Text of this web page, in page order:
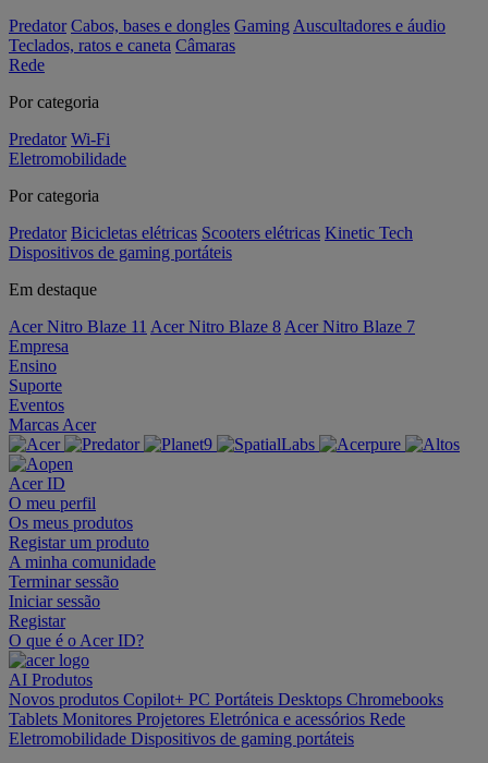
Predator Cabos, bases e dongles Gaming Auscultadores e áudio
Teclados, ratos e caneta Câmaras
Rede
Por categoria
Predator Wi-Fi
Eletromobilidade
Por categoria
Predator Bicicletas elétricas Scooters elétricas Kinetic Tech
Dispositivos de gaming portáteis
Em destaque
Acer Nitro Blaze 11 Acer Nitro Blaze 8 Acer Nitro Blaze 7
Empresa
Ensino
Suporte
Eventos
Marcas Acer
Acer ID
O meu perfil
Os meus produtos
Registar um produto
A minha comunidade
Terminar sessão
Iniciar sessão
Registar
O que é o Acer ID?
AI Produtos
Novos produtos Copilot+ PC Portáteis Desktops Chromebooks
Tablets Monitores Projetores Eletrónica e acessórios Rede
Eletromobilidade Dispositivos de gaming portáteis